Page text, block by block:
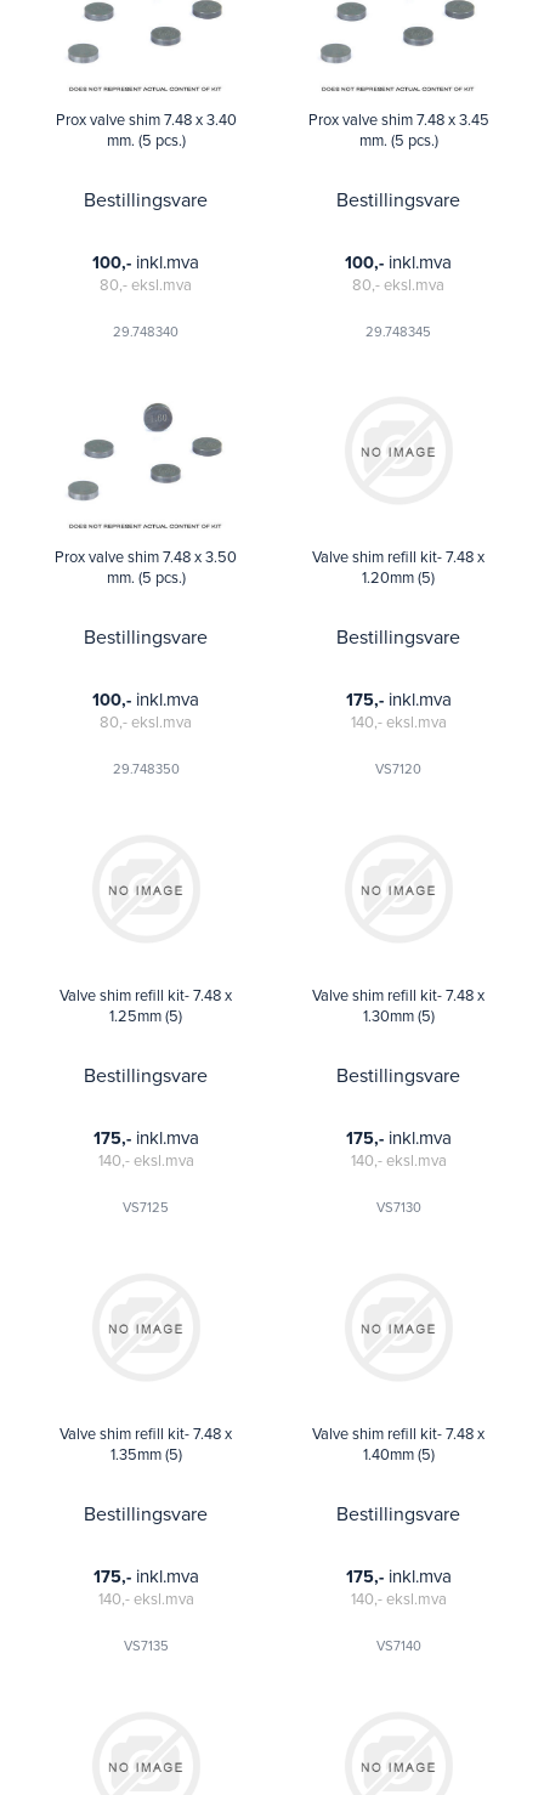
Prox valve shim 7.48 x 3.40
mm. (5 pcs.)
Bestillingsvare
29.748340
100,- inkl.mva
80,-eksl.mva
Prox valve shim 7.48 x 3.45
mm. (5 pcs.)
Bestillingsvare
29.748345
100,- inkl.mva
80,-eksl.mva
Prox valve shim 7.48 x 3.50
mm. (5 pcs.)
Bestillingsvare
29.748350
100,- inkl.mva
80,-eksl.mva
Valve shim refill kit- 7.48 x
1.20mm (5)
Bestillingsvare
VS7120
175,- inkl.mva
140,-eksl.mva
Valve shim refill kit- 7.48 x
1.25mm (5)
Bestillingsvare
VS7125
175,- inkl.mva
140,-eksl.mva
Valve shim refill kit- 7.48 x
1.30mm (5)
Bestillingsvare
VS7130
175,- inkl.mva
140,-eksl.mva
Valve shim refill kit- 7.48 x
1.35mm (5)
Bestillingsvare
VS7135
175,- inkl.mva
140,-eksl.mva
Valve shim refill kit- 7.48 x
1.40mm (5)
Bestillingsvare
VS7140
175,- inkl.mva
140,-eksl.mva